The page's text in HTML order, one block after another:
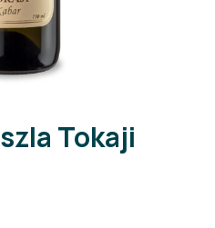
Tokaji